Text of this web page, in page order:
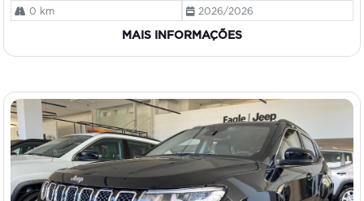
0 km 2026/2026
MAIS INFORMAÇÕES